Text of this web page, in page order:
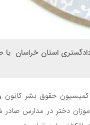
استان خراسان با
کمیسیون حقوق بشر کانون